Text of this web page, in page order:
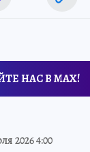
НАС В МАХ!
2026 4:00